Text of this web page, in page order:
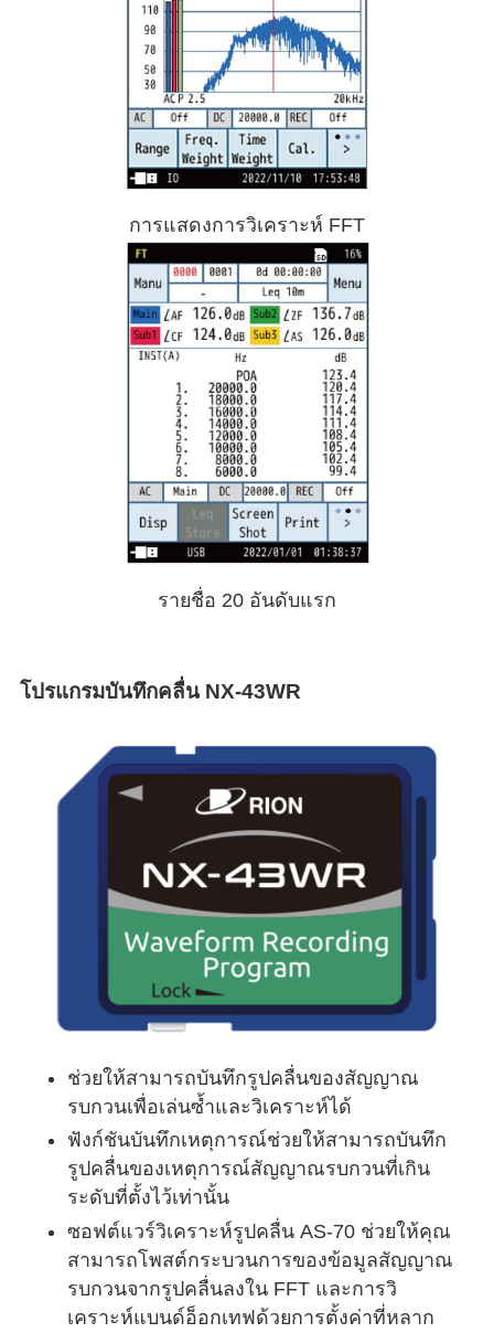
การแสดงการวิเคราะห์ FFT
รายชื่อ 20 อันดับแรก
โปรแกรมบันทึกคลื่น NX-43WR
ช่วยให้สามารถบันทึกรูปคลื่นของสัญญาณ
รบกวนเพื่อเล่นซ้ำและวิเคราะห์ได้
ฟังก์ชันบันทึกเหตุการณ์ช่วยให้สามารถบันทึก
รูปคลื่นของเหตุการณ์สัญญาณรบกวนที่เกิน
ระดับที่ตั้งไว้เท่านั้น
ซอฟต์แวร์วิเคราะห์รูปคลื่น AS-70 ช่วยให้คุณ
สามารถโพสต์กระบวนการของข้อมูลสัญญาณ
รบกวนจากรูปคลื่นลงใน FFT และการวิ
เคราะห์แบนด์อ็อกเทฟด้วยการตั้งค่าที่หลาก